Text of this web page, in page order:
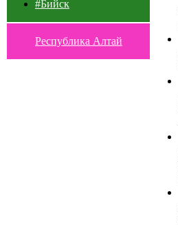
#Бийск
Республика Алтай